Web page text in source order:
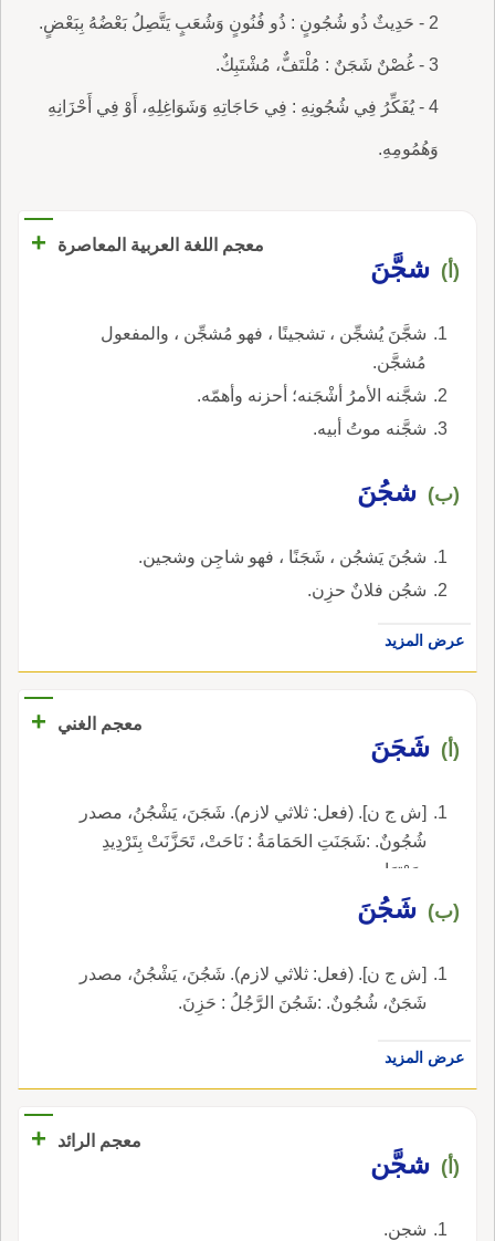
2 - حَدِيثٌ ذُو شُجُونٍ : ذُو فُنُونٍ وَشُعَبٍ يَتَّصِلُ بَعْضُهُ بِبَعْضٍ.
3 - غُصْنٌ شَجَنٌ : مُلْتَفٌّ، مُشْتَبِكٌ.
4 - يُفَكِّرُ فِي شُجُونِهِ : فِي حَاجَاتِهِ وَشَوَاغِلِهِ، أَوْ فِي أَحْزَانِهِ
وَهُمُومِهِ.
معجم اللغة العربية المعاصرة +
(أ) شجَّنَ
شجَّنَ يُشجِّن ، تشجينًا ، فهو مُشجِّن ، والمفعول
مُشجَّن.
شجَّنه الأمرُ أشْجَنه؛ أحزنه وأهمّه.
شجَّنه موتُ أبيه.
(ب) شجُنَ
شجُنَ يَشجُن ، شَجَنًا ، فهو شاجِن وشجين.
شجُن فلانٌ حزِن.
عرض المزيد
معجم الغني +
(أ) شَجَنَ
[ش ج ن]. (فعل: ثلاثي لازم). شَجَنَ، يَشْجُنُ، مصدر
شُجُونٌ. :شَجَنَتِ الحَمَامَةُ : نَاحَتْ، تَحَزَّنَتْ بِتَرْدِيدِ
صَوْتِهَا.
(ب) شَجُنَ
[ش ج ن]. (فعل: ثلاثي لازم). شَجُنَ، يَشْجُنُ، مصدر
شَجَنٌ، شُجُونٌ. :شَجُنَ الرَّجُلُ : حَزِنَ.
عرض المزيد
معجم الرائد +
(أ) شجَّن
شجن.